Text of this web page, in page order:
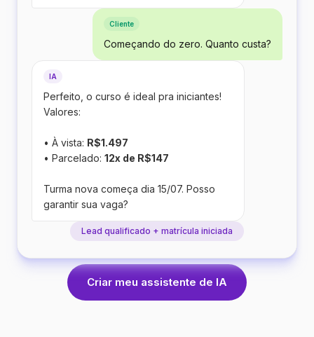
Cliente
Começando do zero. Quanto custa?
IA
Perfeito, o curso é ideal pra iniciantes!
Valores:
• À vista: R$1.497
• Parcelado: 12x de R$147
Turma nova começa dia 15/07. Posso
garantir sua vaga?
Lead qualificado + matrícula iniciada
Criar meu assistente de IA